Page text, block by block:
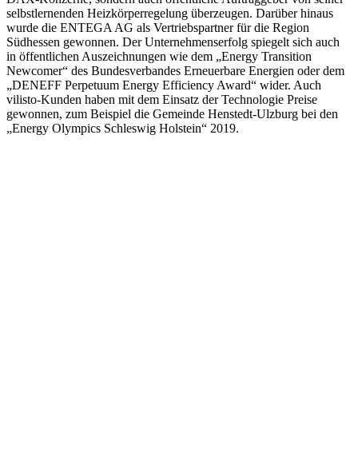
selbstlernenden Heizkörperregelung überzeugen. Darüber hinaus
wurde die ENTEGA AG als Vertriebspartner für die Region
Südhessen gewonnen. Der Unternehmenserfolg spiegelt sich auch
in öffentlichen Auszeichnungen wie dem „Energy Transition
Newcomer“ des Bundesverbandes Erneuerbare Energien oder dem
„DENEFF Perpetuum Energy Efficiency Award“ wider. Auch
vilisto-Kunden haben mit dem Einsatz der Technologie Preise
gewonnen, zum Beispiel die Gemeinde Henstedt-Ulzburg bei den
„Energy Olympics Schleswig Holstein“ 2019.